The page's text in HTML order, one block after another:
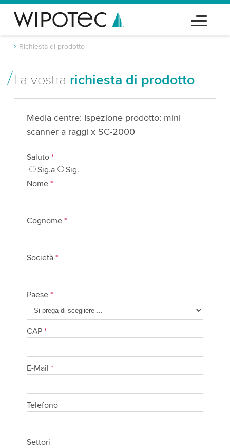
Richiesta di prodotto
La vostra richiesta di prodotto
Media centre: Ispezione prodotto: mini
scanner a raggi x SC-2000
Saluto *
Sig.a
Sig.
Nome *
Cognome *
Società *
Paese *
CAP *
E-Mail *
Telefono
Settori